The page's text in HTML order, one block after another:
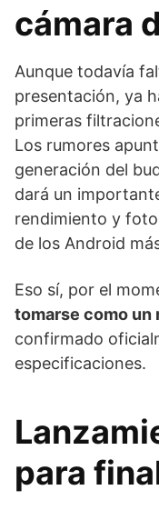
cámara
Aunque todavía
presentación, ya
primeras
Los rumores
generación del
dará un
rendimiento y
de los Android
Eso sí, por el
tomarse como un
confirmado
especificaciones.
para